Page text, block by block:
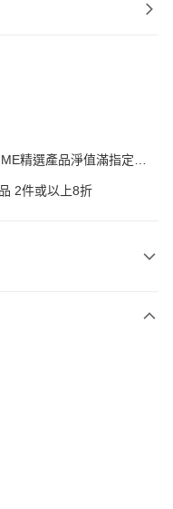
精選產品淨值滿指定金
2件或以上8折